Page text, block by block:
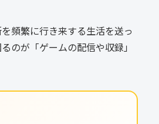
頻繁に行き来する生活を送っ
のが「ゲームの配信や収録」